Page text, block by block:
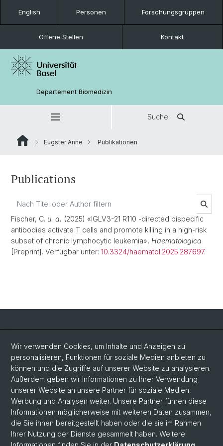
English Personen Forschungsgruppen
Offene Stellen Kontakt
Departement Biomedizin
Suche
Eugster Anne Publikationen
Publications
Fischer, C. u. a. (2025) «IGLV3-21 R110 -directed bispecific
antibodies activate T cells and promote killing in a high-risk
subset of chronic lymphocytic leukemia», Haematologica
[Preprint]. Verfügbar unter: 10.3324/haematol.2025.287697.
Social Media
LinkedIn
Bluesky
Vimeo
Wir verwenden Cookies, um Inhalte und Anzeigen zu
personalisieren, Funktionen für soziale Medien anbieten zu
können und die Zugriffe auf unserer Website zu analysieren.
Außerdem geben wir Informationen zu Ihrer Verwendung
unserer Website an unsere Partner für soziale Medien,
Werbung und Analysen weiter. Unsere Partner führen diese
Informationen möglicherweise mit weiteren Daten zusammen,
die Sie ihnen bereitgestellt haben oder die sie im Rahmen
Ihrer Nutzung der Dienste gesammelt haben. Weitere